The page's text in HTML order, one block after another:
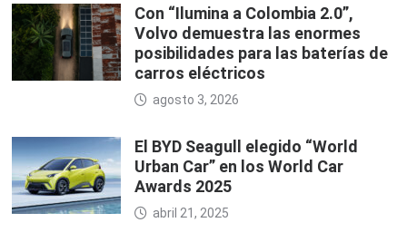
Con “Ilumina a Colombia 2.0”,
Volvo demuestra las enormes
posibilidades para las baterías de
carros eléctricos
agosto 3, 2026
El BYD Seagull elegido “World
Urban Car” en los World Car
Awards 2025
abril 21, 2025